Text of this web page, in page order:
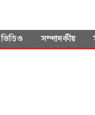
ভিডিও সম্পাদকীয়